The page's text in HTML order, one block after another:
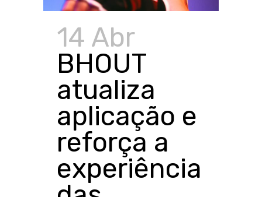
14 Abr
BHOUT
atualiza
aplicação e
reforça a
experiência